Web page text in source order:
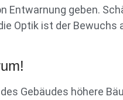
Entwarnung geben.
Optik ist der Bewuchs
Gebäudes höhere